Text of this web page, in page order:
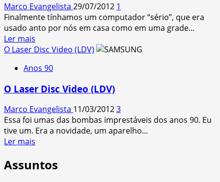
nos
anos
90
Marco Evangelista 29/07/2012 1
Finalmente tínhamos um computador “sério”, que era
usado anto por nós em casa como em uma grade...
Ler mais
more
1990
Chegavam
PCs
O Laser Disc Video (LDV)
Anos 90
O Laser Disc Video (LDV)
Marco Evangelista 11/03/20123
Essa foi umas das bombas imprestáveis dos anos 90. Eu
tive um. Era a novidade, um aparelho...
Ler mais
about
Assuntos